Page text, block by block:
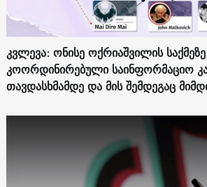
კვლევა: ონისე ოქრიაშვილის საქმეზე
კოორდინირებული საინფორმაციო
თავდასხმამდე და მის შემდეგაც